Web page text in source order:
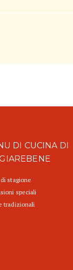
DI CUCINA DI
stagione
speciali
tradizionali